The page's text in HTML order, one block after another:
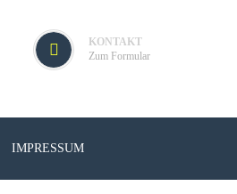
KONTAKT
Zum Formular
IMPRESSUM